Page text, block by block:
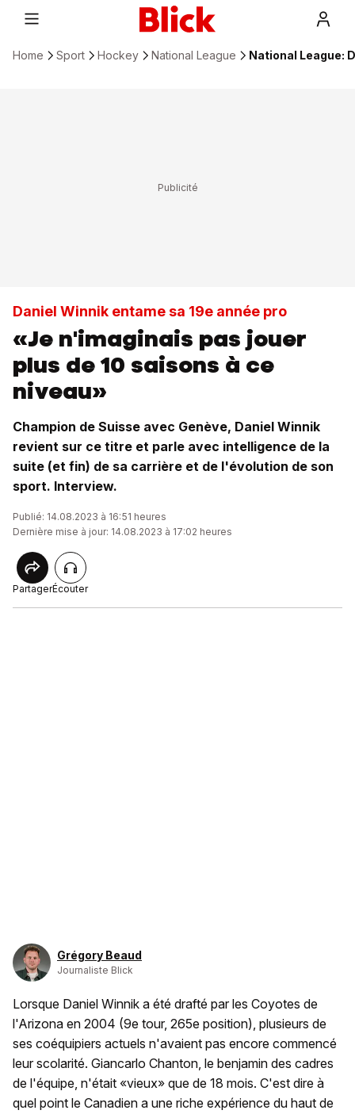
Home Sport Hockey National League National League:
Daniel Winnik entame sa 19e année pro
«Je n'imaginais pas jouer
plus de 10 saisons à ce
niveau»
Champion de Suisse avec Genève, Daniel Winnik
revient sur ce titre et parle avec intelligence de la
suite (et fin) de sa carrière et de l'évolution de son
sport. Interview.
Publié: 14.08.2023 à 16:51 heures
Dernière mise à jour: 14.08.2023 à 17:02 heures
PartagerÉcouter
Grégory Beaud
Journaliste Blick
Lorsque Daniel Winnik a été drafté par les Coyotes de
l'Arizona en 2004 (9e tour, 265e position), plusieurs de
ses coéquipiers actuels n'avaient pas encore commencé
leur scolarité. Giancarlo Chanton, le benjamin des cadres
de l'équipe, n'était «vieux» que de 18 mois. C'est dire à
quel point le Canadien a une riche expérience du haut de